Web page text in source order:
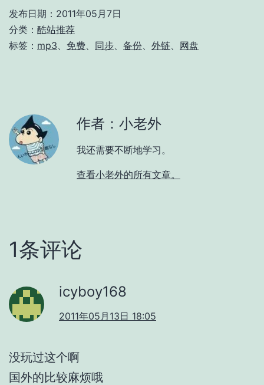
发布日期： 2011年05月7日
分类： 酷站推荐
标签： mp3 免费 同步 备份 外链 网盘
作者：小老外
我还需要不断地学习。
查看小老外的所有文章。
1条评论
icyboy168
2011年05月13日 18:05
没玩过这个啊
国外的比较麻烦哦